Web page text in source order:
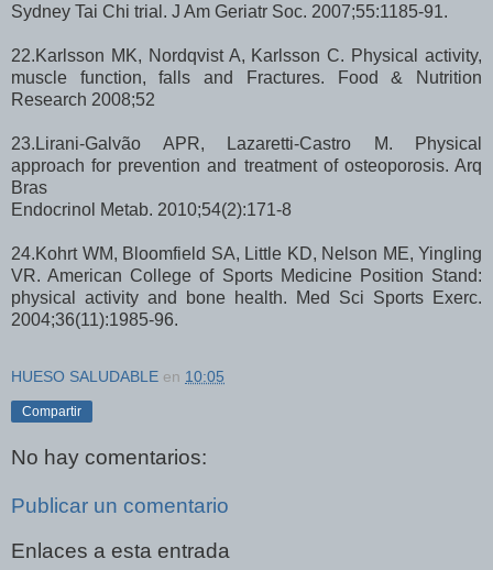
Sydney Tai Chi trial. J Am Geriatr Soc. 2007;55:1185-91.
22.Karlsson MK, Nordqvist A, Karlsson C. Physical activity,
muscle function, falls and Fractures. Food & Nutrition
Research 2008;52
23.Lirani-Galvão APR, Lazaretti-Castro M. Physical
approach for prevention and treatment of osteoporosis. Arq
Bras
Endocrinol Metab. 2010;54(2):171-8
24.Kohrt WM, Bloomfield SA, Little KD, Nelson ME, Yingling
VR. American College of Sports Medicine Position Stand:
physical activity and bone health. Med Sci Sports Exerc.
2004;36(11):1985-96.
HUESO SALUDABLE en 10:05
Compartir
No hay comentarios:
Publicar un comentario
Enlaces a esta entrada